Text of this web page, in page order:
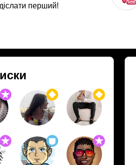
перший!